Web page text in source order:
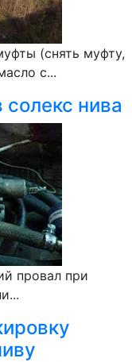
(снять муфту,
с...
нива
провал при